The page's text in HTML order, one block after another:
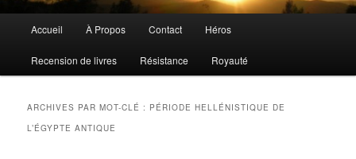
principal
Accueil À Propos Contact Héros
Recension de livres Résistance Royauté
ARCHIVES PAR MOT-CLÉ : PÉRIODE HELLÉNISTIQUE DE
L’ÉGYPTE ANTIQUE